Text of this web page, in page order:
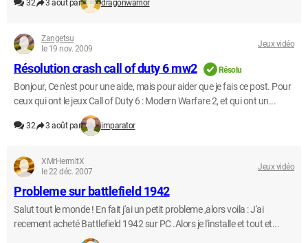
32 3 août par dragonwarrior
Zangetsu
le 19 nov. 2009
Jeux vidéo
Résolution crash call of duty 6 mw2 Résolu
Bonjour, Ce n'est pour une aide, mais pour aider que je fais ce post. Pour
ceux qui ont le jeux Call of Duty 6 : Modern Warfare 2, et qui ont un...
32 3 août par imparator
XMrHermitX
le 22 déc. 2007
Jeux vidéo
Probleme sur battlefield 1942
Salut tout le monde ! En fait j'ai un petit probleme ,alors voila : J'ai
recement acheté Battlefield 1942 sur PC .Alors je l'installe et tout et...